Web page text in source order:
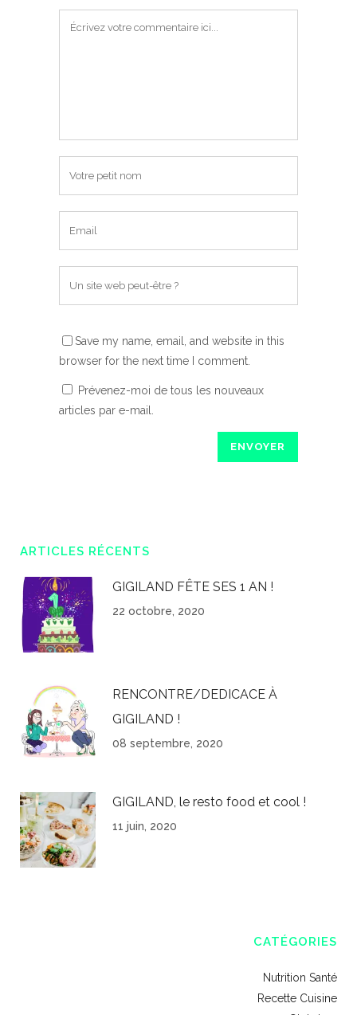
Save my name, email, and website in this
browser for the next time I comment.
Prévenez-moi de tous les nouveaux
articles par e-mail.
ARTICLES RÉCENTS
GIGILAND FÊTE SES 1 AN !
22 octobre, 2020
RENCONTRE/DEDICACE À
GIGILAND !
08 septembre, 2020
GIGILAND, le resto food et cool !
11 juin, 2020
CATÉGORIES
Nutrition Santé
Recette Cuisine